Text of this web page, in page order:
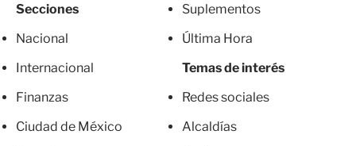
Secciones
Nacional
Internacional
Finanzas
Ciudad de México
Suplementos
Última Hora
Temas de interés
Redes sociales
Alcaldías